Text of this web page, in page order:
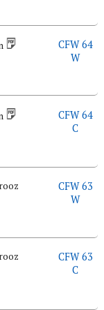
CFW 64
W
CFW 64
C
CFW 63
W
CFW 63
C